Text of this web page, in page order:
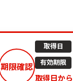
期限確認
取得日
有効期限
取得日から